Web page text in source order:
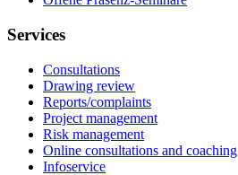
Services
Consultations
Drawing review
Reports/complaints
Project management
Risk management
Online consultations and coaching
Infoservice